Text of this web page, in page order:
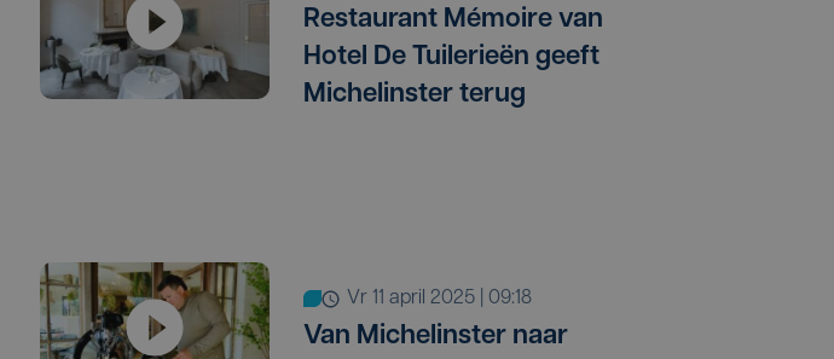
Restaurant Mémoire van
Hotel De Tuilerieën geeft
Michelinster terug
vr 11 april 2025 | 09:18
Van Michelinster naar